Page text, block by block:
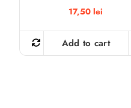
17,50lei
Add to cart